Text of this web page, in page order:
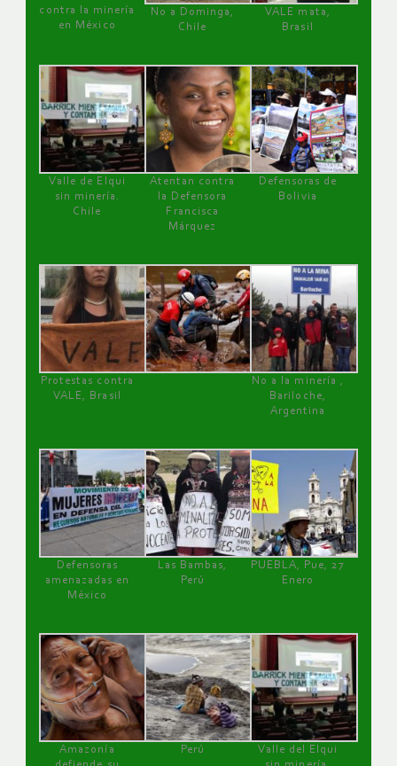
contra la minería
en México
No a Dominga,
Chile
VALE mata,
Brasil
Valle de Elqui
sin minería.
Chile
Atentan contra
la Defensora
Francisca
Márquez
Defensoras de
Bolivia
Protestas contra
VALE, Brasil
No a la minería ,
Bariloche,
Argentina
Defensoras
amenazadas en
México
Las Bambas,
Perú
PUEBLA, Pue, 27
Enero
Amazonía
Perú
Valle del Elqui